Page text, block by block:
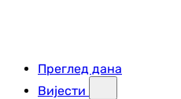
Преглед дана
Вијести